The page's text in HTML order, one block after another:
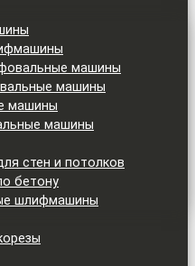
машины
машины
машины
машины
стен и потолков
бетону
шлифмашины